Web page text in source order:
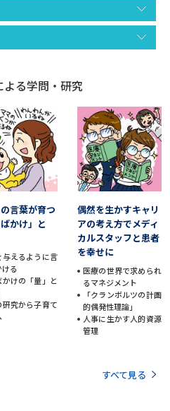
訂正のご案内
る学問・研究
言葉が育つ
ばかけ」と
与えるように言
る
かけの「量」と
研究から子育て
偶然を生かすキャリ
アの考え方でメディ
カルスタッフと患者
を幸せに
医療の世界で求められ
るマネジメント
「クランボルツの計画
的偶発性理論」
人事に生かす人的資源
管理
すべて見る